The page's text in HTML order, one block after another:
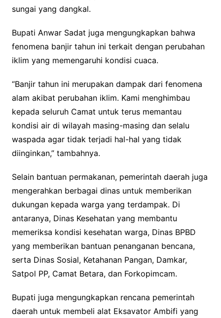
sungai yang dangkal.
Bupati Anwar Sadat juga mengungkapkan bahwa
fenomena banjir tahun ini terkait dengan perubahan
iklim yang memengaruhi kondisi cuaca.
“Banjir tahun ini merupakan dampak dari fenomena
alam akibat perubahan iklim. Kami menghimbau
kepada seluruh Camat untuk terus memantau
kondisi air di wilayah masing-masing dan selalu
waspada agar tidak terjadi hal-hal yang tidak
diinginkan,” tambahnya.
Selain bantuan permakanan, pemerintah daerah juga
mengerahkan berbagai dinas untuk memberikan
dukungan kepada warga yang terdampak. Di
antaranya, Dinas Kesehatan yang membantu
memeriksa kondisi kesehatan warga, Dinas BPBD
yang memberikan bantuan penanganan bencana,
serta Dinas Sosial, Ketahanan Pangan, Damkar,
Satpol PP, Camat Betara, dan Forkopimcam.
Bupati juga mengungkapkan rencana pemerintah
daerah untuk membeli alat Eksavator Ambifi yang